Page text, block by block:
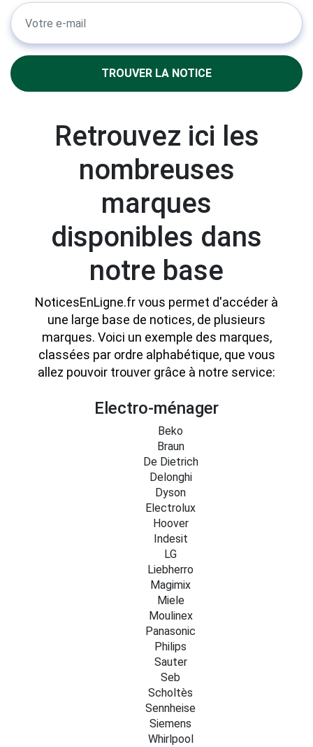
TROUVER LA NOTICE
Retrouvez ici les
nombreuses
marques
disponibles dans
notre base
NoticesEnLigne.fr vous permet d'accéder à
une large base de notices, de plusieurs
marques. Voici un exemple des marques,
classées par ordre alphabétique, que vous
allez pouvoir trouver grâce à notre service:
Electro-ménager
Beko
Braun
De Dietrich
Delonghi
Dyson
Electrolux
Hoover
Indesit
LG
Liebherro
Magimix
Miele
Moulinex
Panasonic
Philips
Sauter
Seb
Scholtès
Sennheise
Siemens
Whirlpool